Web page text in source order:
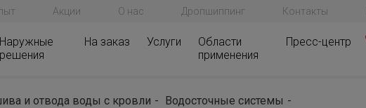
Акции О нас Дропшиппинг Контакты
Наружные
решения
На заказ Услуги
Области
применения
Пресс-центр
и отвода воды с кровли
Водосточные системы